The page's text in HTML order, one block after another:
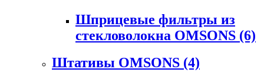
Шприцевые фильтры из
стекловолокна OMSONS (6)
Штативы OMSONS (4)